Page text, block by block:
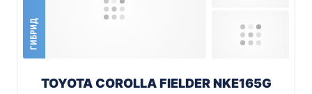
ГИБРИД
TOYOTA COROLLA FIELDER NKE165G